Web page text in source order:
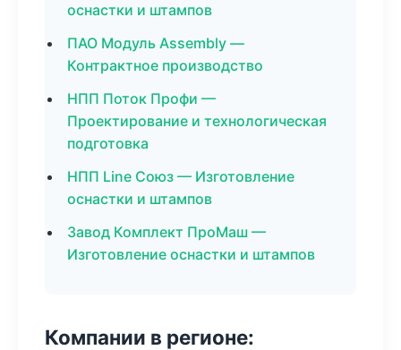
оснастки и штампов
ПАО Модуль Assembly —
Контрактное производство
НПП Поток Профи —
Проектирование и технологическая
подготовка
НПП Line Союз — Изготовление
оснастки и штампов
Завод Комплект ПроМаш —
Изготовление оснастки и штампов
Компании в регионе: